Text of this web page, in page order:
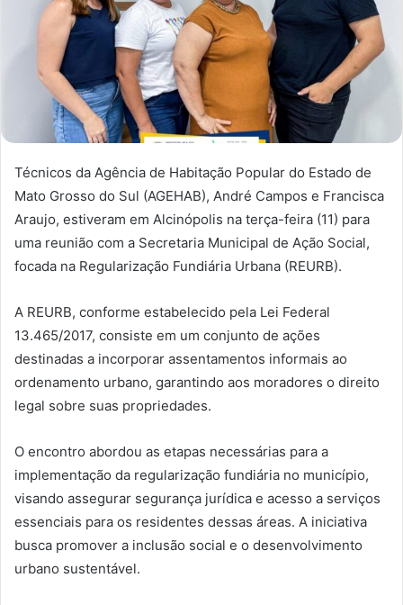
Técnicos da Agência de Habitação Popular do Estado de
Mato Grosso do Sul (AGEHAB), André Campos e Francisca
Araujo, estiveram em Alcinópolis na terça-feira (11) para
uma reunião com a Secretaria Municipal de Ação Social,
focada na Regularização Fundiária Urbana (REURB).
A REURB, conforme estabelecido pela Lei Federal
13.465/2017, consiste em um conjunto de ações
destinadas a incorporar assentamentos informais ao
ordenamento urbano, garantindo aos moradores o direito
legal sobre suas propriedades.
O encontro abordou as etapas necessárias para a
implementação da regularização fundiária no município,
visando assegurar segurança jurídica e acesso a serviços
essenciais para os residentes dessas áreas. A iniciativa
busca promover a inclusão social e o desenvolvimento
urbano sustentável.